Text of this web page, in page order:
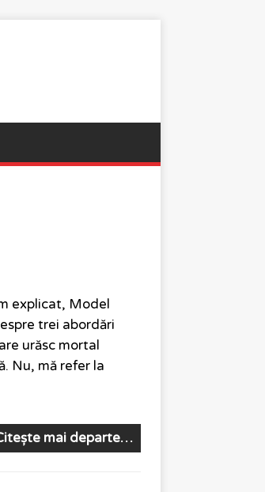
explicat, Model
trei abordări
urăsc mortal
Nu, mă refer la
mai departe…